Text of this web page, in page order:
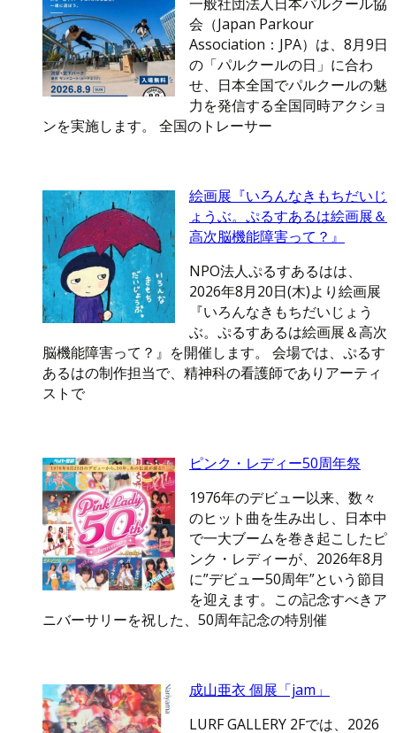
会（Japan Parkour
Association：JPA）は、8月9日
の「パルクールの日」に合わ
せ、日本全国でパルクールの魅
力を発信する全国同時アクショ
ンを実施します。 全国のトレーサー
絵画展『いろんなきもちだいじ
ょうぶ。ぷるすあるは絵画展＆
高次脳機能障害って？』
NPO法人ぷるすあるはは、
2026年8月20日(木)より絵画展
『いろんなきもちだいじょう
ぶ。ぷるすあるは絵画展＆高次
脳機能障害って？』を開催します。 会場では、ぷるす
あるはの制作担当で、精神科の看護師でありアーティ
ストで
ピンク・レディー50周年祭
1976年のデビュー以来、数々
のヒット曲を生み出し、日本中
で一大ブームを巻き起こしたピ
ンク・レディーが、2026年8月
に”デビュー50周年”という節目
を迎えます。この記念すべきア
ニバーサリーを祝した、50周年記念の特別催
成山亜衣 個展「jam」
LURF GALLERY 2Fでは、2026